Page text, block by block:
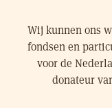
Wij kunnen ons
fondsen en
voor de
donateur